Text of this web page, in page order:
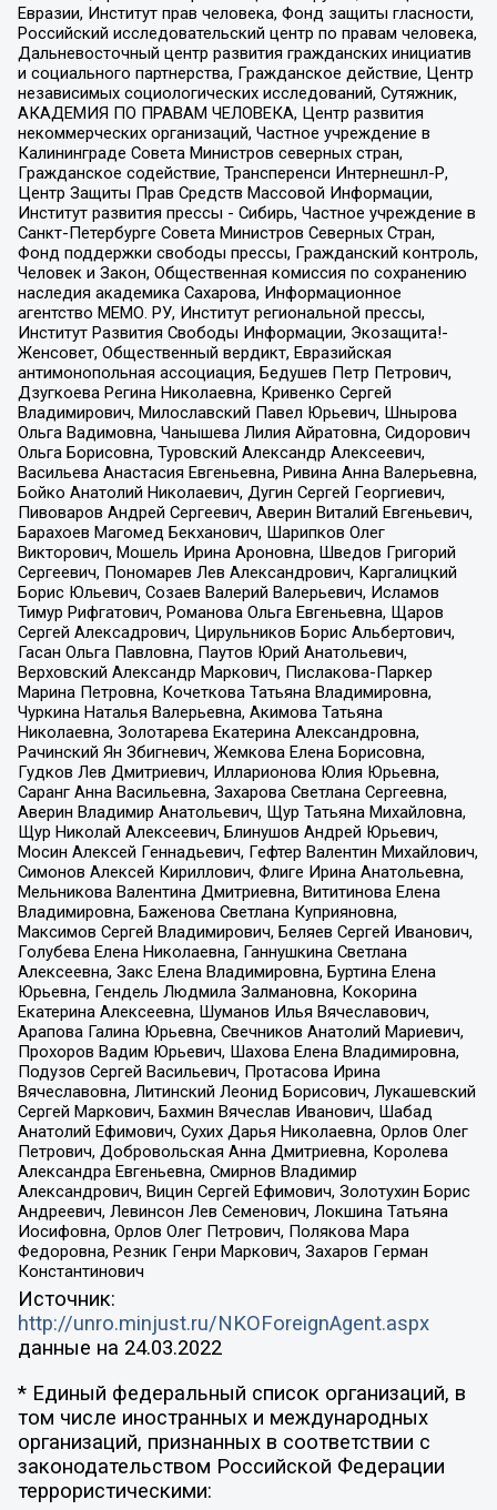
Евразии, Институт прав человека, Фонд защиты гласности,
Российский исследовательский центр по правам человека,
Дальневосточный центр развития гражданских инициатив
и социального партнерства, Гражданское действие, Центр
независимых социологических исследований, Сутяжник,
АКАДЕМИЯ ПО ПРАВАМ ЧЕЛОВЕКА, Центр развития
некоммерческих организаций, Частное учреждение в
Калининграде Совета Министров северных стран,
Гражданское содействие, Трансперенси Интернешнл-Р,
Центр Защиты Прав Средств Массовой Информации,
Институт развития прессы - Сибирь, Частное учреждение в
Санкт-Петербурге Совета Министров Северных Стран,
Фонд поддержки свободы прессы, Гражданский контроль,
Человек и Закон, Общественная комиссия по сохранению
наследия академика Сахарова, Информационное
агентство МЕМО. РУ, Институт региональной прессы,
Институт Развития Свободы Информации, Экозащита!-
Женсовет, Общественный вердикт, Евразийская
антимонопольная ассоциация, Бедушев Петр Петрович,
Дзугкоева Регина Николаевна, Кривенко Сергей
Владимирович, Милославский Павел Юрьевич, Шнырова
Ольга Вадимовна, Чанышева Лилия Айратовна, Сидорович
Ольга Борисовна, Туровский Александр Алексеевич,
Васильева Анастасия Евгеньевна, Ривина Анна Валерьевна,
Бойко Анатолий Николаевич, Дугин Сергей Георгиевич,
Пивоваров Андрей Сергеевич, Аверин Виталий Евгеньевич,
Барахоев Магомед Бекханович, Шарипков Олег
Викторович, Мошель Ирина Ароновна, Шведов Григорий
Сергеевич, Пономарев Лев Александрович, Каргалицкий
Борис Юльевич, Созаев Валерий Валерьевич, Исламов
Тимур Рифгатович, Романова Ольга Евгеньевна, Щаров
Сергей Алексадрович, Цирульников Борис Альбертович,
Гасан Ольга Павловна, Паутов Юрий Анатольевич,
Верховский Александр Маркович, Пислакова-Паркер
Марина Петровна, Кочеткова Татьяна Владимировна,
Чуркина Наталья Валерьевна, Акимова Татьяна
Николаевна, Золотарева Екатерина Александровна,
Рачинский Ян Збигневич, Жемкова Елена Борисовна,
Гудков Лев Дмитриевич, Илларионова Юлия Юрьевна,
Саранг Анна Васильевна, Захарова Светлана Сергеевна,
Аверин Владимир Анатольевич, Щур Татьяна Михайловна,
Щур Николай Алексеевич, Блинушов Андрей Юрьевич,
Мосин Алексей Геннадьевич, Гефтер Валентин Михайлович,
Симонов Алексей Кириллович, Флиге Ирина Анатольевна,
Мельникова Валентина Дмитриевна, Вититинова Елена
Владимировна, Баженова Светлана Куприяновна,
Максимов Сергей Владимирович, Беляев Сергей Иванович,
Голубева Елена Николаевна, Ганнушкина Светлана
Алексеевна, Закс Елена Владимировна, Буртина Елена
Юрьевна, Гендель Людмила Залмановна, Кокорина
Екатерина Алексеевна, Шуманов Илья Вячеславович,
Арапова Галина Юрьевна, Свечников Анатолий Мариевич,
Прохоров Вадим Юрьевич, Шахова Елена Владимировна,
Подузов Сергей Васильевич, Протасова Ирина
Вячеславовна, Литинский Леонид Борисович, Лукашевский
Сергей Маркович, Бахмин Вячеслав Иванович, Шабад
Анатолий Ефимович, Сухих Дарья Николаевна, Орлов Олег
Петрович, Добровольская Анна Дмитриевна, Королева
Александра Евгеньевна, Смирнов Владимир
Александрович, Вицин Сергей Ефимович, Золотухин Борис
Андреевич, Левинсон Лев Семенович, Локшина Татьяна
Иосифовна, Орлов Олег Петрович, Полякова Мара
Федоровна, Резник Генри Маркович, Захаров Герман
Константинович
Источник:
http://unro.minjust.ru/NKOForeignAgent.aspx
данные на 24.03.2022
* Единый федеральный список организаций, в
том числе иностранных и международных
организаций, признанных в соответствии с
законодательством Российской Федерации
террористическими: